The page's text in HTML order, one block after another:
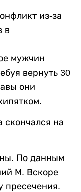
из-за
в
мужчин
вернуть 30
они
на
По данным
М. Вскоре
пресечения.